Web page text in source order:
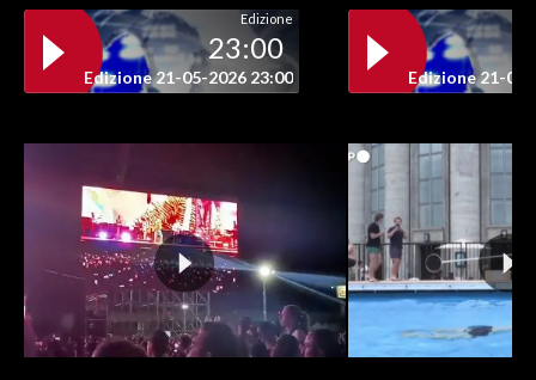
INFO AZIENDE
ABBONATI
NECROLOGI
SPIAGGE
Edizione
23:00
Edizione 21-05-2026 23:00 Edizione 21-05-